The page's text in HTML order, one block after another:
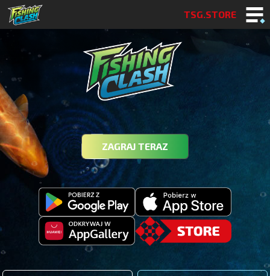
TSG.STORE
ZAGRAJ TERAZ